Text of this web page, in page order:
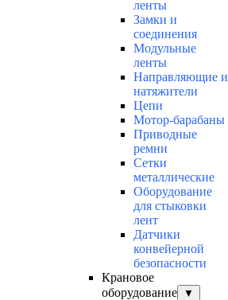
ленты
Замки и
соединения
Модульные
ленты
Направляющие и
натяжители
Цепи
Мотор-барабаны
Приводные
ремни
Сетки
металлические
Оборудование
для стыковки
лент
Датчики
конвейерной
безопасности
Крановое
оборудование
▼